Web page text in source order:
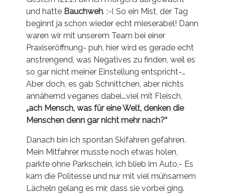
und hatte Bauchweh. :-( So ein Mist, der Tag
beginnt ja schon wieder echt mieserabel! Dann
waren wir mit unserem Team bei einer
Praxiseröffnung- puh, hier wird es gerade echt
anstrengend, was Negatives zu finden, weil es
so gar nicht meiner Einstellung entspricht-…
Aber doch, es gab Schnittchen, aber nichts
annähernd veganes dabei….viel mit Fleisch,
„ach Mensch, was für eine Welt, denken die
Menschen denn gar nicht mehr nach?“
Danach bin ich spontan Skifahren gefahren.
Mein Mitfahrer musste noch etwas holen,
parkte ohne Parkschein, ich blieb im Auto,- Es
kam die Politesse und nur mit viel mühsamem
Lächeln gelang es mir, dass sie vorbei ging.